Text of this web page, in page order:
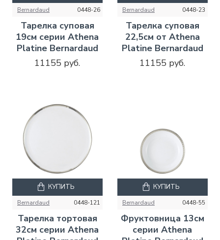
Bernardaud 0448-26
Тарелка суповая
19см серии Athena
Platine Bernardaud
11155 руб.
Bernardaud 0448-23
Тарелка суповая
22,5см от Athena
Platine Bernardaud
11155 руб.
Bernardaud 0448-121
Тарелка тортовая
32см серии Athena
КУПИТЬ
Bernardaud 0448-55
Фруктовница 13см
серии Athena
КУПИТЬ